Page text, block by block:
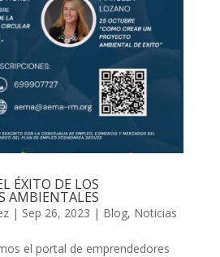
ÉXITO DE LOS
AMBIENTALES
| Sep 26, 2023 | Blog, Noticias
el portal de emprendedores